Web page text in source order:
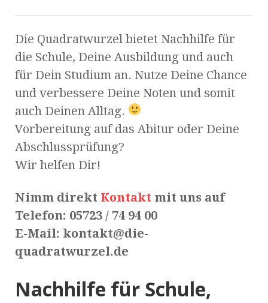
Die Quadratwurzel bietet Nachhilfe für
die Schule, Deine Ausbildung und auch
für Dein Studium an. Nutze Deine Chance
und verbessere Deine Noten und somit
auch Deinen Alltag.
Vorbereitung auf das Abitur oder Deine
Abschlussprüfung?
Wir helfen Dir!
Nimm direkt Kontakt mit uns auf
Telefon: 05723 / 74 94 00
E-Mail: kontakt@die-
quadratwurzel.de
Nachhilfe für Schule,